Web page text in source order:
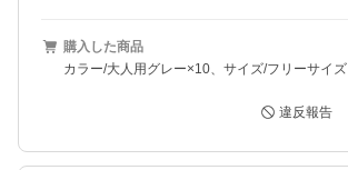
購入した商品
カラー/大人用グレー×10、サイズ/フリーサイズ
違反報告